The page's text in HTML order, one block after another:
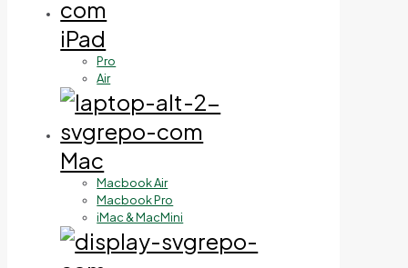
iPad
Pro
Air
Mac
Macbook Air
Macbook Pro
iMac & MacMini